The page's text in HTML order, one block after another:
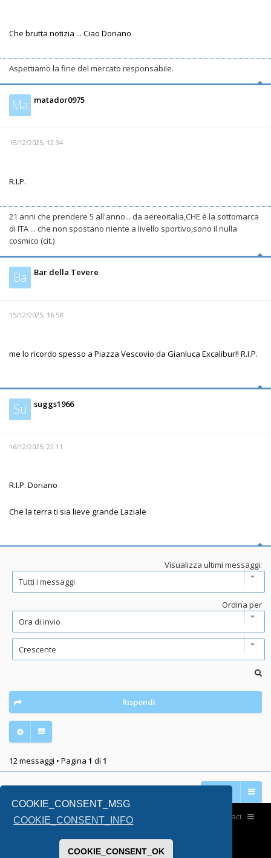
COOKIE_CONSENT_MSG
COOKIE_CONSENT_INFO
COOKIE_CONSENT_OK
Che brutta notizia ... Ciao Doriano
Aspettiamo la fine del mercato responsabile.
Ma matador0975
15/12/2025, 12:34
R.I.P.
21 anni che prendere 5 all'anno... da aereoitalia,CHE è la sottomarca
di ITA ... che non spostano niente a livello sportivo,sono il nulla
cosmico (cit.)
Ba Bar della Tevere
15/12/2025, 16:58
me lo ricordo spesso a Piazza Vescovio da Gianluca Excalibur!! R.I.P.
Su suggs1966
16/12/2025, 22:11
R.I.P. Doriano
Che la terra ti sia lieve grande Laziale
Visualizza ultimi messaggi:
Ordina per
Rispondi
12 messaggi • Pagina 1 di 1
Home Contattaci